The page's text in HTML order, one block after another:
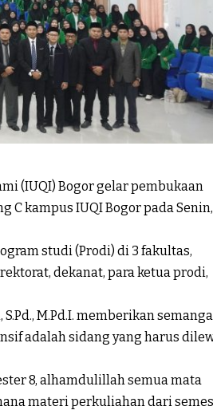
(IUQI) Bogor gelar pembukaan
kampus IUQI Bogor pada Senin,
studi (Prodi) di 3 fakultas,
dekanat, para ketua prodi,
M.Pd.I. memberikan
adalah sidang yang harus
8, alhamdulillah semua mata
materi perkuliahan dari